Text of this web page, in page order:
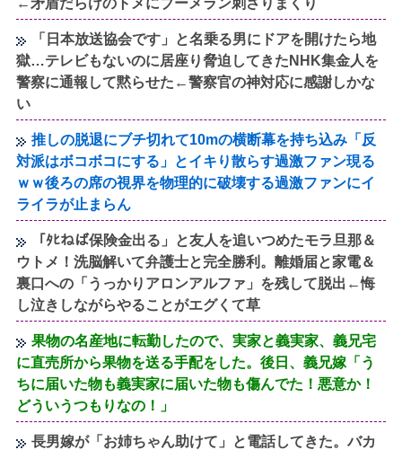
「日本放送協会です」と名乗る男にドアを開けたら地
獄…テレビもないのに居座り脅迫してきたNHK集金人を
警察に通報して黙らせた←警察官の神対応に感謝しかな
い
推しの脱退にブチ切れて10mの横断幕を持ち込み「反
対派はボコボコにする」とイキり散らす過激ファン現る
ｗｗ後ろの席の視界を物理的に破壊する過激ファンにイ
ライラが止まらん
「ﾀﾋねば保険金出る」と友人を追いつめたモラ旦那＆
ウトメ！洗脳解いて弁護士と完全勝利。離婚届と家電＆
裏口への「うっかりアロンアルファ」を残して脱出←悔
し泣きしながらやることがエグくて草
果物の名産地に転勤したので、実家と義実家、義兄宅
に直売所から果物を送る手配をした。後日、義兄嫁「う
ちに届いた物も義実家に届いた物も傷んでた！悪意か！
どういうつもりなの！」
長男嫁が「お姉ちゃん助けて」と電話してきた。バカ